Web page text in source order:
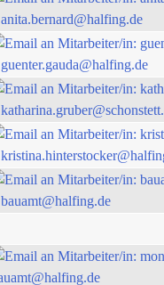
anita.bernard@halfing.de
guenter.gauda@halfing.de
bauamt@halfing.de